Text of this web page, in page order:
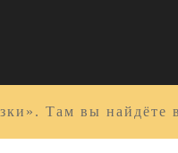
Там вы